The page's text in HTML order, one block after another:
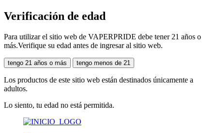
Verificación de edad
Para utilizar el sitio web de VAPERPRIDE debe tener 21 años o
más.Verifique su edad antes de ingresar al sitio web.
tengo 21 años o más tengo menos de 21
Los productos de este sitio web están destinados únicamente a
adultos.
Lo siento, tu edad no está permitida.